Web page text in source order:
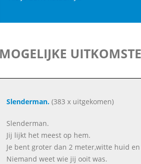
MOGELIJKE
Slenderman.(383 x uitgekomen)
Slenderman.
Jij lijkt het meest op hem.
Je bent groter dan 2 meter,witte huid
Niemand weet wie jij ooit was.